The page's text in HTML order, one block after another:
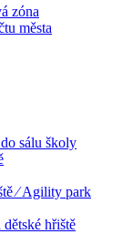
zóna
města
sálu školy
⁄ Agility park
hřiště